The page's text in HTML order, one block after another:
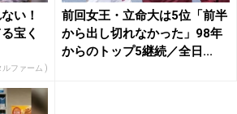
い！
宝く
ルファーム )
前回女王・立命大は5位「前半
から出し切れなかった」98年
からのトップ5継続／全日...